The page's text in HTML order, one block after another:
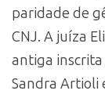
paridade de
CNJ. A juíza
antiga inscrita
Sandra Artioli